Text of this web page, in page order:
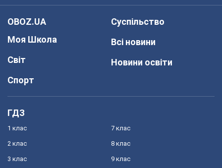
OBOZ.UA
Моя Школа
Світ
Спорт
Суспільство
Всі новини
Новини освіти
ГДЗ
1 клас
2 клас
3 клас
7 клас
8 клас
9 клас